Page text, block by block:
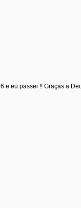
e eu passei !! Graças a